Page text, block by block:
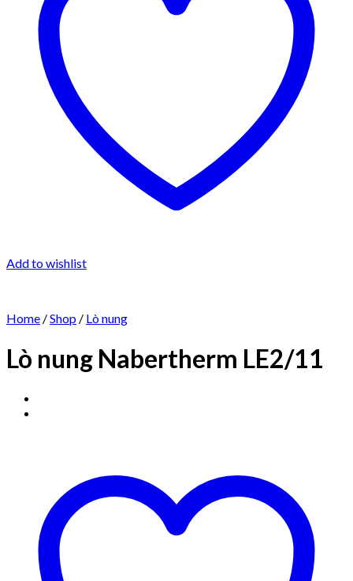
Add to wishlist
Home /Shop / Lò nung
Lò nung Nabertherm LE2/11